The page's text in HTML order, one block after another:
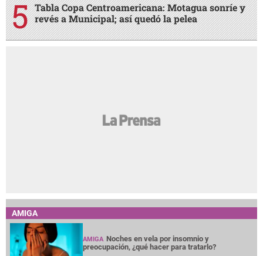
Tabla Copa Centroamericana: Motagua sonríe y
revés a Municipal; así quedó la pelea
AMIGA
AMIGA Noches en vela por insomnio y
preocupación, ¿qué hacer para tratarlo?